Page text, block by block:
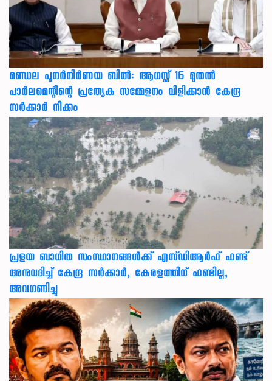
മണ്ഡല പുനർനിർണയ ബിൽ: ആഗസ്റ്റ് 16 മുതൽ
പാർലമെന്റിന്റെ പ്രത്യേക സമ്മേളനം വിളിക്കാൻ കേന്ദ്ര
സർക്കാർ നീക്കം
പ്രളയ ബാധിത സംസ്ഥാനങ്ങൾക്ക് എസ്ഡിആർഫ് ഫണ്ട്
അനുവദിച്ച് കേന്ദ്ര സര്‍ക്കാര്‍, കേരളത്തിന് ഫണ്ടില്ല,
അവഗണിച്ചു